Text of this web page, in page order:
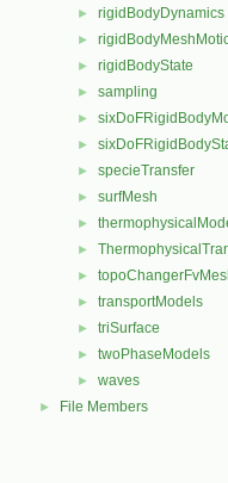
► rigidBodyDynamics
►
► rigidBodyState
► sampling
►
►
► specieTransfer
► surfMesh
►
►
►
► transportModels
► triSurface
► twoPhaseModels
► waves
► File Members